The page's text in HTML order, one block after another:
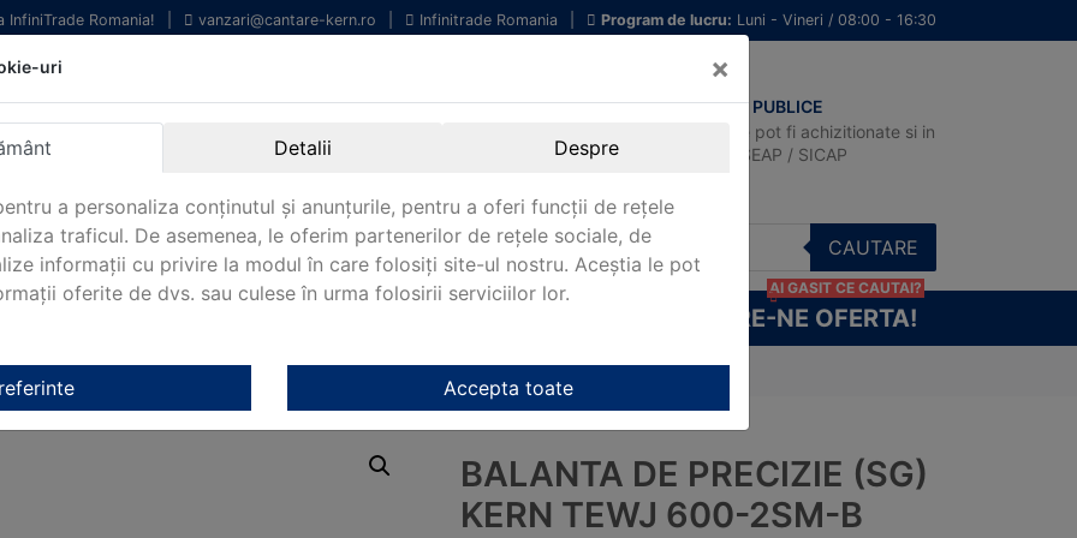
InfiniTrade Romania! vanzari@cantare-kern.ro Infinitrade Romania Program de lucru: Luni - Vineri / 08:00 - 16:30
profesionale
laborator.
Internationala.
Oriunde in Romania.
ACHIZITII PUBLICE
Produsele pot fi achizitionate si in
sistemul SEAP / SICAP
CAUTARE
CERE-NE OFERTA!
AI GASIT CE CAUTAI?
Kern/Cantare de precizie Kern/ Balanta de precizie (SG) Kern TEWJ 600-2SM-B
BALANTA DE PRECIZIE (SG)
KERN TEWJ 600-2SM-B
uri ×
Detalii Despre
a personaliza conținutul și anunțurile, pentru a oferi funcții de rețele
traficul. De asemenea, le oferim partenerilor de rețele sociale, de
informații cu privire la modul în care folosiți site-ul nostru. Aceștia le pot
oferite de dvs. sau culese în urma folosirii serviciilor lor.
Accepta toate